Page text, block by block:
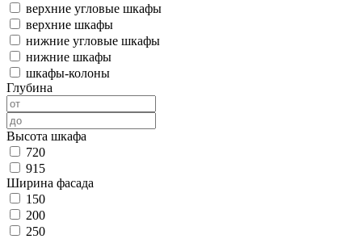
верхние угловые шкафы
верхние шкафы
нижние угловые шкафы
нижние шкафы
шкафы-колоны
Глубина
Высота шкафа
720
915
Ширина фасада
150
200
250